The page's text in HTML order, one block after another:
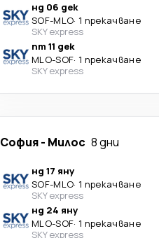
нд 06 дек
SOF-MLO· 1 прекачване
SKY express
пт 11 дек
MLO-SOF· 1 прекачване
SKY express
София- Милос 8 дни
нд 17 яну
SOF-MLO· 1 прекачване
SKY express
нд 24 яну
MLO-SOF· 1 прекачване
SKY express